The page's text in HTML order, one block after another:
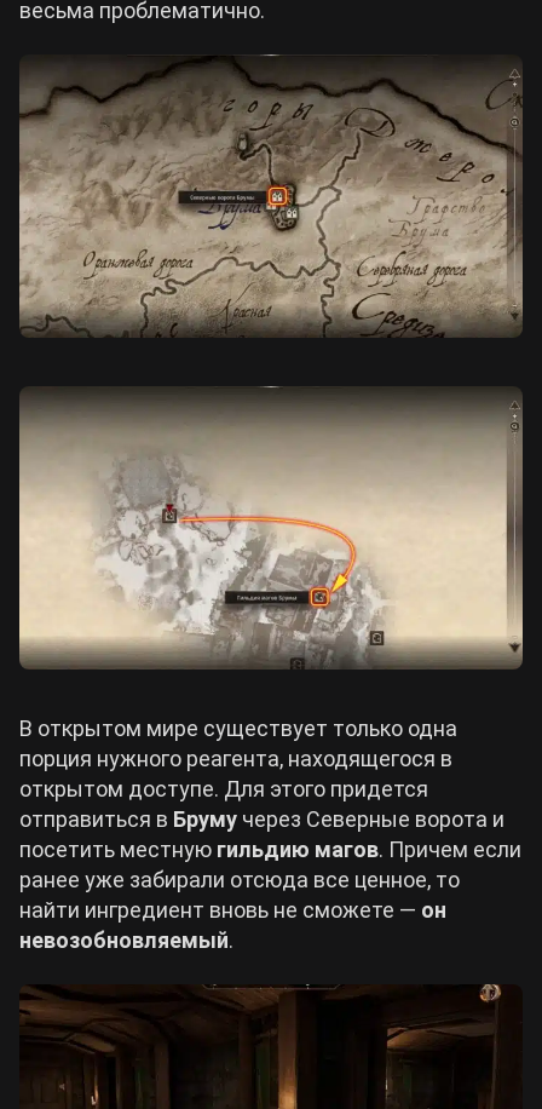
весьма проблематично.
В открытом мире существует только одна
порция нужного реагента, находящегося в
открытом доступе. Для этого придется
отправиться в Бруму через Северные ворота и
посетить местную гильдию магов. Причем если
ранее уже забирали отсюда все ценное, то
найти ингредиент вновь не сможете — он
невозобновляемый.